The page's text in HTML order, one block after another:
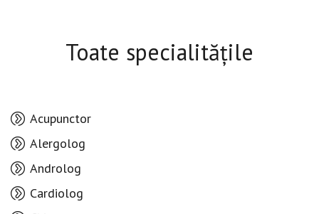
Toate specialitățile
Acupunctor
Alergolog
Androlog
Cardiolog